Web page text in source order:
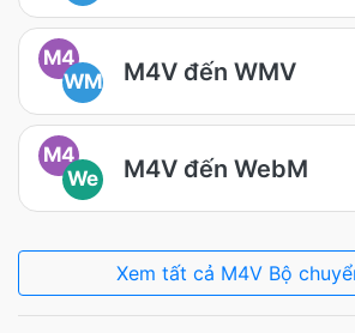
M4
WM
M4V đến WMV
M4
We
M4V đến WebM
Xem tất cả M4V Bộ